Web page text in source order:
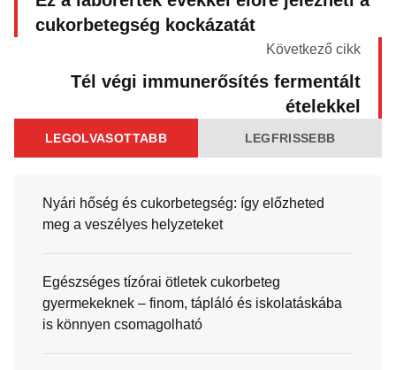
cukorbetegség kockázatát
Következő cikk
Tél végi immunerősítés fermentált
ételekkel
LEGOLVASOTTABB LEGFRISSEBB
Nyári hőség és cukorbetegség: így előzheted
meg a veszélyes helyzeteket
Egészséges tízórai ötletek cukorbeteg
gyermekeknek – finom, tápláló és iskolatáskába
is könnyen csomagolható